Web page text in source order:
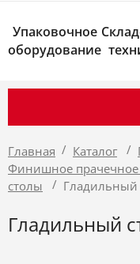
Упаковочное
оборудование
Главная / Каталог /
Финишное
столы
/ Гладильный
Гладильный